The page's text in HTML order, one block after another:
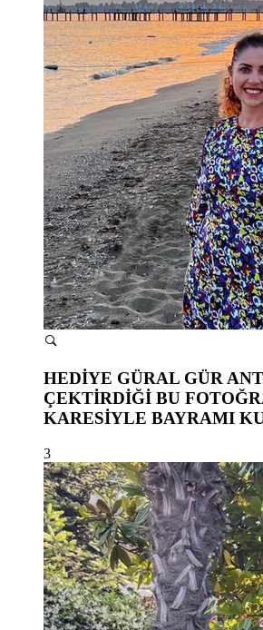
HEDİYE GÜRAL GÜR
ÇEKTİRDİĞİ BU
KARESİYLE BAYRAMI
3